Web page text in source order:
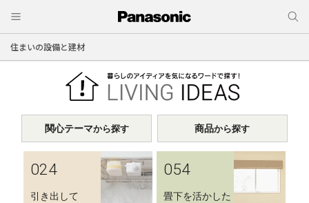
住まいの設備と建材
関心テーマから探す 商品から探す
024
引き出して
054
畳下を活かした